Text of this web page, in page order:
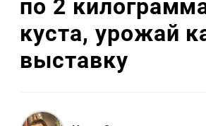
по 2
куста, урожай
выставку